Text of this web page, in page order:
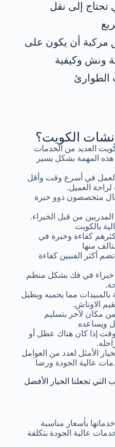
تحتاج إلى نقل
مركبة أن يكون على
ونش وكيفية
الطوارئ
الكويت؟
العديد من الخدمات
هذه المهمة بشكل يسير
العمل في أسرع وقت وأقل
العميل.
متخصصون ذوو خبرة
من قبل الخبراء.
بالكويت
كفاءة وخبرة في
منها
أكثر الفنيين كفاءة
خبراء في فك بشكل منظم
مما يحميه ويطيل
الاوناش.
مكان لآخر بتسليم
ويساعده
إذا كان هناك عطل أو
الأمثل لعدد من العوامل
عالية الجودة ورضا
تجعلنا الخيار الأفضل
بأسعار مناسبة
عالية الجودة بتكلفة